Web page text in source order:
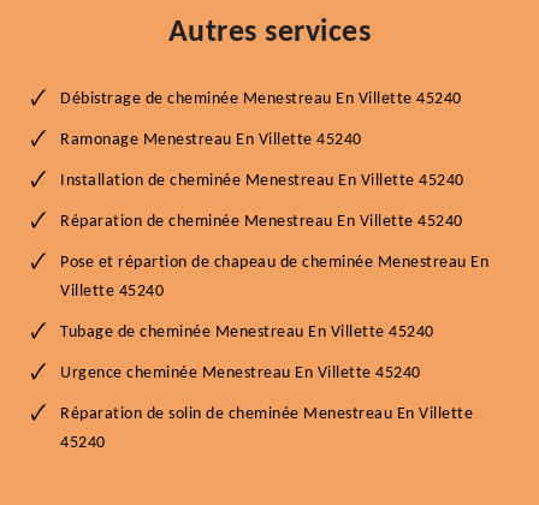
Autres services
Débistrage de cheminée Menestreau En Villette 45240
Ramonage Menestreau En Villette 45240
Installation de cheminée Menestreau En Villette 45240
Réparation de cheminée Menestreau En Villette 45240
Pose et répartion de chapeau de cheminée Menestreau En
Villette 45240
Tubage de cheminée Menestreau En Villette 45240
Urgence cheminée Menestreau En Villette 45240
Réparation de solin de cheminée Menestreau En Villette
45240